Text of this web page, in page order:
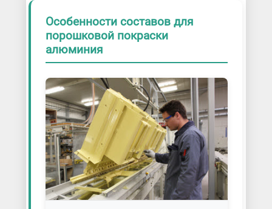
Особенности составов для
порошковой покраски
алюминия